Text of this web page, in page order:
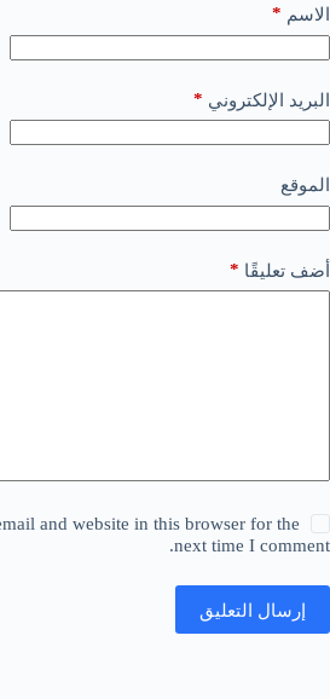
الاسم *
البريد الإلكتروني *
الموقع
أضف تعليقًا *
and website in this browser for the
next time I comment.
إرسال التعليق